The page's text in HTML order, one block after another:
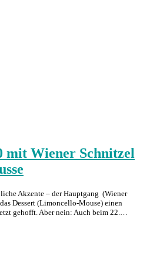
mit Wiener Schnitzel
Akzente – der Hauptgang (Wiener
Dessert (Limoncello-Mouse) einen
gehofft. Aber nein: Auch beim 22.…